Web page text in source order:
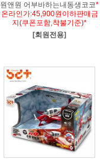
원앤원 어부바하는내동생코코*
온라인가:45,900원이하판매금
지(쿠폰포함,착불기준)*
[회원전용]